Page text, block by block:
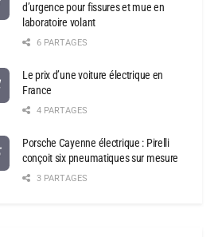
d’urgence pour fissures et mue en
laboratoire volant
6 PARTAGES
Le prix d’une voiture électrique en
France
4 PARTAGES
Porsche Cayenne électrique : Pirelli
conçoit six pneumatiques sur mesure
3 PARTAGES